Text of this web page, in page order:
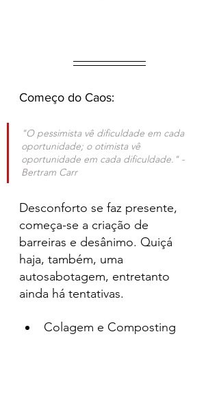
Começo do Caos:
"O pessimista vê dificuldade em cada
oportunidade; o otimista vê
oportunidade em cada dificuldade." -
Bertram Carr
Desconforto se faz presente,
começa-se a criação de
barreiras e desânimo. Quiçá
haja, também, uma
autosabotagem, entretanto
ainda há tentativas.
Colagem e Composting